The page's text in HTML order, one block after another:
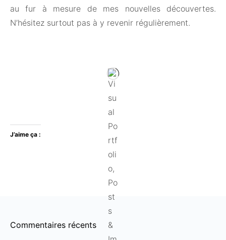
au fur à mesure de mes nouvelles découvertes.
N’hésitez surtout pas à y revenir régulièrement.
J’aime ça :
Commentaires récents